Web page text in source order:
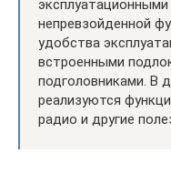
непревзойденной
удобства
встроенными
подголовниками. В
реализуются
радио и другие